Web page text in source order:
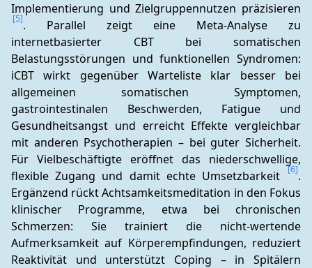
[5]. Parallel zeigt eine Meta-Analyse zu
internetbasierter CBT bei somatischen
Belastungsstörungen und funktionellen Syndromen:
iCBT wirkt gegenüber Warteliste klar besser bei
allgemeinen somatischen Symptomen,
gastrointestinalen Beschwerden, Fatigue und
Gesundheitsangst und erreicht Effekte vergleichbar
mit anderen Psychotherapien – bei guter Sicherheit.
Für Vielbeschäftigte eröffnet das niederschwellige,
flexible Zugang und damit echte Umsetzbarkeit
[6].
Ergänzend rückt Achtsamkeitsmeditation in den Fokus
klinischer Programme, etwa bei chronischen
Schmerzen: Sie trainiert die nicht-wertende
Aufmerksamkeit auf Körperempfindungen, reduziert
Reaktivität und unterstützt Coping – in Spitälern